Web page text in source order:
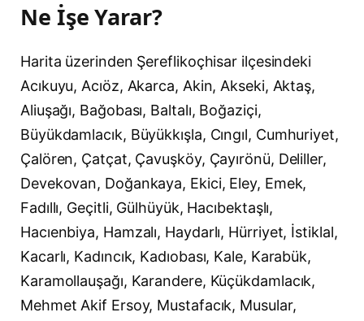
Ne İşe Yarar?
Harita üzerinden Şereflikoçhisar ilçesindeki
Acıkuyu, Acıöz, Akarca, Akin, Akseki, Aktaş,
Aliuşağı, Bağobası, Baltalı, Boğaziçi,
Büyükdamlacık, Büyükkışla, Cıngıl, Cumhuriyet,
Çalören, Çatçat, Çavuşköy, Çayırönü, Deliller,
Devekovan, Doğankaya, Ekici, Eley, Emek,
Fadıllı, Geçitli, Gülhüyük, Hacıbektaşlı,
Hacıenbiya, Hamzalı, Haydarlı, Hürriyet, İstiklal,
Kacarlı, Kadıncık, Kadıobası, Kale, Karabük,
Karamollauşağı, Karandere, Küçükdamlacık,
Mehmet Akif Ersoy, Mustafacık, Musular,